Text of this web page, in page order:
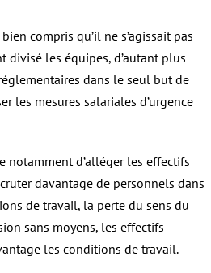
compris qu’il ne s’agissait pas
divisé les équipes, d’autant plus
dans le seul but de
les mesures salariales d’urgence
notamment d’alléger les effectifs
davantage de personnels dans
de travail, la perte du sens du
sans moyens, les effectifs
les conditions de travail.